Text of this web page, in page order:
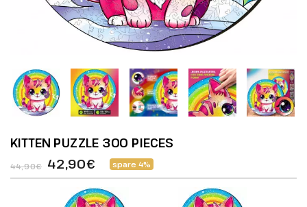
KITTEN PUZZLE 300 PIECES
44,90€ 42,90€ spare 4%